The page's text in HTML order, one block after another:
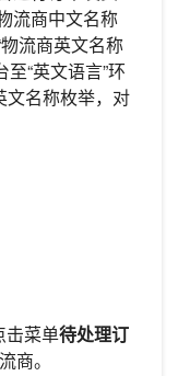
流商中文名称
物流商英文名称
至“英文语言”环
文名称枚举，对
击菜单待处理订
商。